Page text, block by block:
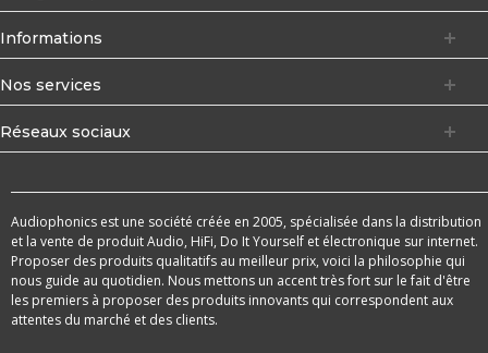
Informations
Nos services
Réseaux sociaux
Audiophonics est une société créée en 2005, spécialisée dans la distribution
et la vente de produit Audio, HiFi, Do It Yourself et électronique sur internet.
Proposer des produits qualitatifs au meilleur prix, voici la philosophie qui
nous guide au quotidien. Nous mettons un accent très fort sur le fait d'être
les premiers à proposer des produits innovants qui correspondent aux
attentes du marché et des clients.